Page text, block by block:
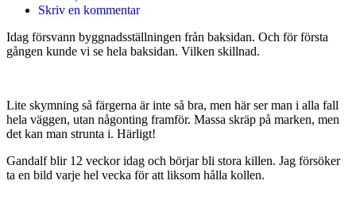
Skriv en kommentar
Idag försvann byggnadsställningen från baksidan. Och för första
gången kunde vi se hela baksidan. Vilken skillnad.
Lite skymning så färgerna är inte så bra, men här ser man i alla fall
hela väggen, utan någonting framför. Massa skräp på marken, men
det kan man strunta i. Härligt!
Gandalf blir 12 veckor idag och börjar bli stora killen. Jag försöker
ta en bild varje hel vecka för att liksom hålla kollen.